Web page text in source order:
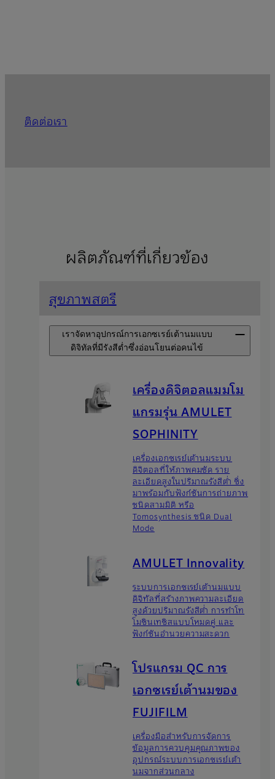
ติดต่อเรา
ผลิตภัณฑ์ที่เกี่ยวข้อง
สุขภาพสตรี
เราจัดหาอุปกรณ์การเอกซเรย์เต้านมแบบ
ดิจิทัลที่มีรังสีต่ำซึ่งอ่อนโยนต่อคนไข้
เครื่องดิจิตอลแมมโม
แกรมรุ่น AMULET
SOPHINITY
เครื่องเอกซเรย์เต้านมระบบ
ดิจิตอลที่ให้ภาพคมชัด ราย
ละเอียดสูงในปริมาณรังสีต่ำ ซึ่ง
มาพร้อมกับฟังก์ชันการถ่ายภาพ
ชนิดสามมิติ หรือ
Tomosynthesis ชนิด Dual
Mode
AMULET Innovality
ระบบการเอกซเรย์เต้านมแบบ
ดิจิทัลที่สร้างภาพความละเอียด
สูงด้วยปริมาณรังสีต่ำ การทำโท
โมซินเทซิสแบบโหมดคู่ และ
ฟังก์ชันอำนวยความสะดวก
โปรแกรม QC การ
เอกซเรย์เต้านมของ
FUJIFILM
เครื่องมือสําหรับการจัดการ
ข้อมูลการควบคุมคุณภาพของ
อุปกรณ์ระบบการเอกซเรย์เต้า
นมจากส่วนกลาง